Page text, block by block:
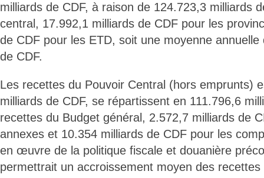
milliards de CDF, à raison de 124.723,3 milliards
central, 17.992,1 milliards de CDF pour les
de CDF pour les ETD, soit une moyenne
de CDF.
Les recettes du Pouvoir Central (hors emprunts)
milliards de CDF, se répartissent en 111.796,6
recettes du Budget général, 2.572,7 milliards de
annexes et 10.354 milliards de CDF pour les
en œuvre de la politique fiscale et douanière
permettrait un accroissement moyen des